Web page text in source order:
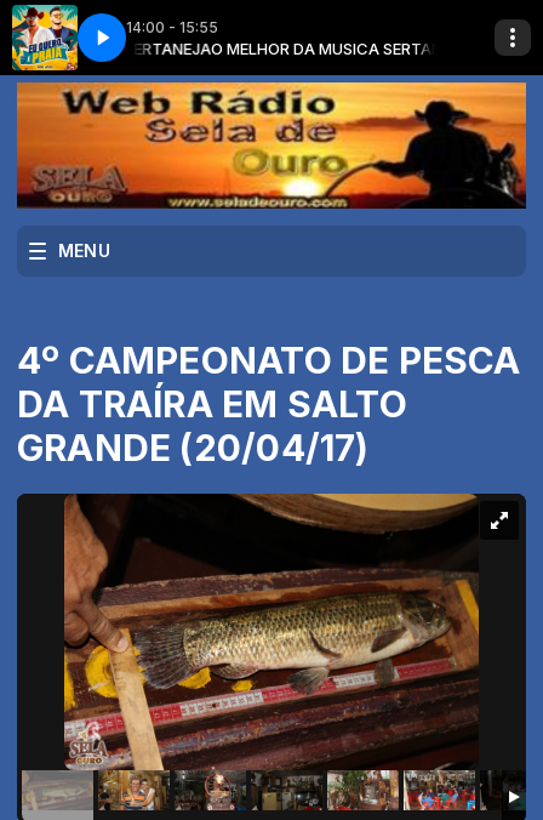
14:00 - 15:55
SERTANEJAO MELHOR DA MUSICA SERTANEJA com O MELHOR
(Clipe Oficial) Brenno e Matheus - Eu Quero é Praia (Clipe Oficial)
MENU
4º CAMPEONATO DE PESCA
DA TRAÍRA EM SALTO
GRANDE (20/04/17)